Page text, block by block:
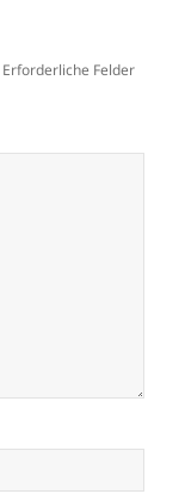
Erforderliche Felder